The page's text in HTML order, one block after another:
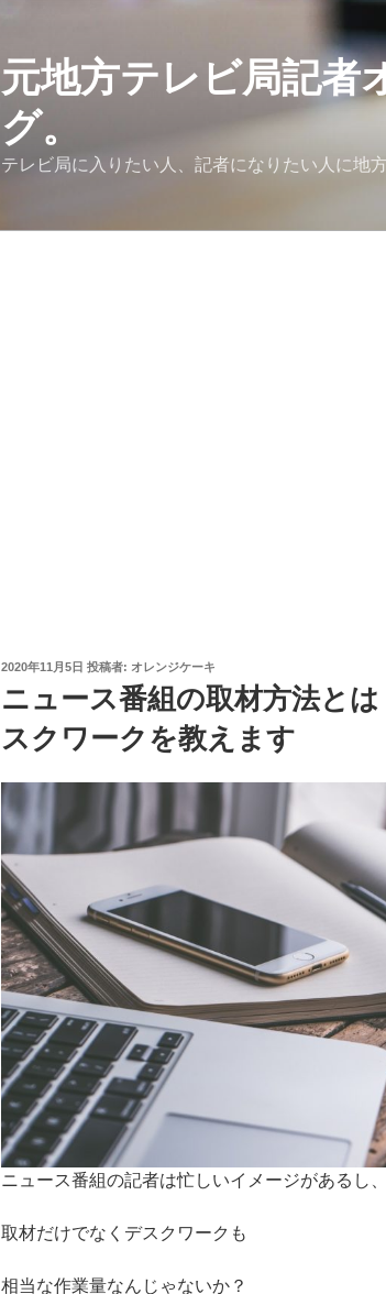
元地方テレビ局記者
グ。
テレビ局に入りたい人、記者になりたい人に地
投
2020年11月5日 投稿者: オレンジケーキ
ニュース番組の取材方法と
スクワークを教えます
ニュース番組の記者は忙しいイメージがあるし、
取材だけでなくデスクワークも
相当な作業量なんじゃないか？